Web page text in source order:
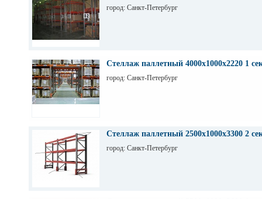
город: Санкт-Петербург
Стеллаж паллетный 4000х1000х2220 1
город: Санкт-Петербург
Стеллаж паллетный 2500х1000х3300 2
город: Санкт-Петербург